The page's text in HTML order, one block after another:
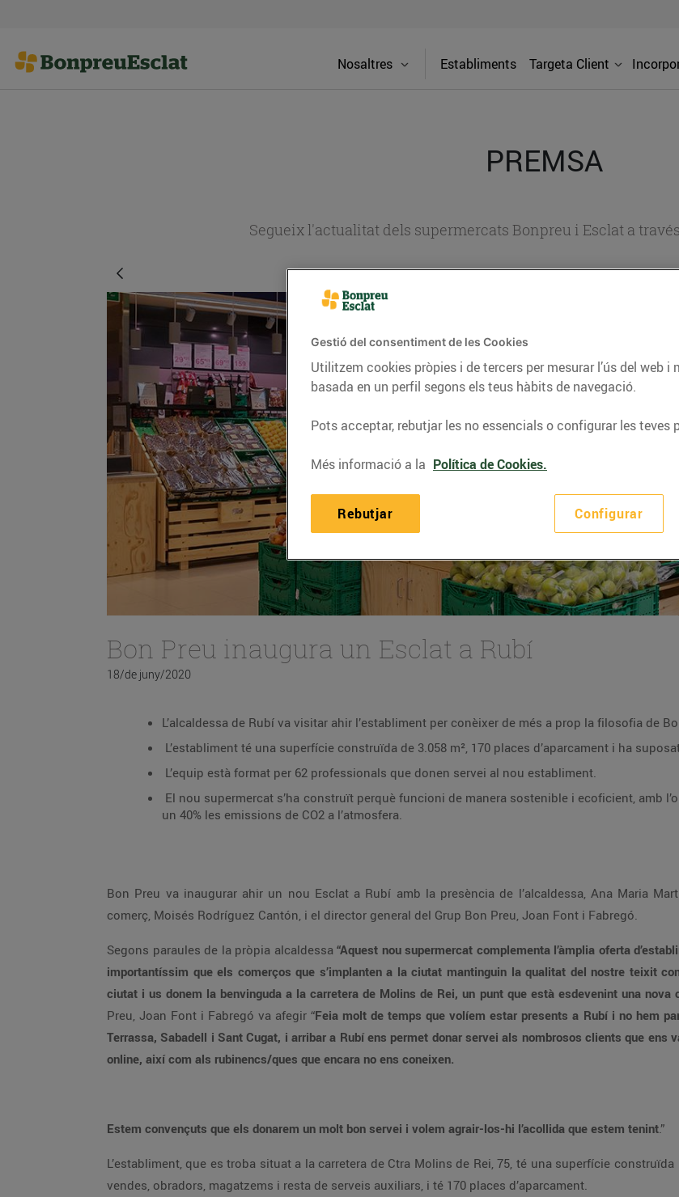
Nosaltres Establiments Targeta Client
PREMSA
Segueix l'actualitat dels supermercats Bonpreu i Esclat a
Bon Preu inaugura un Esclat a Rubí
18/de juny/2020
L’alcaldessa de Rubí va visitar ahir l’establiment per
L’establiment té una superfície construïda de 3.058 m², 170
L’equip està format per 62 professionals que donen servei al nou establiment.
El nou supermercat s’ha construït perquè funcioni de manera sostenible i ecoficient, amb l’objectiu d’estalviar el 35% del consum d’energia i reduir
un 40% les emissions de CO2 a l’atmosfera.
Bon Preu va inaugurar ahir un nou Esclat a Rubí amb la presència de l’alcaldessa, Ana Maria Martínez Martínez, el primer tinent d’alcaldia i regidor de
comerç, Moisés Rodríguez Cantón, i el director general del Grup Bon Preu, Joan Font i Fabregó.
Segons paraules de la pròpia alcaldessa “Aquest nou supermercat complementa l’àmplia oferta d’establiments comercials que ja tenim a Rubí. Per nosaltres és
importantíssim que els comerços que s’implanten a la ciutat mantinguin la qualitat del nostre teixit comercial, i Esclat ho fa. Us agraïm l’aposta per la nostra
Preu, Joan Font i Fabregó va afegir “Feia molt de temps que volíem estar presents a Rubí i no hem parat fins a trobar una ubicació adequada. Tenim Esclat a
Terrassa, Sabadell i Sant Cugat, i arribar a Rubí ens permet donar servei als nombrosos clients que ens van començar a comprar aquest febrer a través del canal
online, així com als rubinencs/ques que encara no ens coneixen.
Estem convençuts que els donarem un molt bon servei i volem agrair-los-hi l’acollida que estem tenint.”
L’establiment, que es troba situat a la carretera de Ctra Molins de Rei, 75, té una superfície construïda de 3.058m2 a la planta comercial, destinats a sala de
vendes, obradors, magatzems i resta de serveis auxiliars, i té 170 places d’aparcament.
Gestió del consentiment de les Cookies
Utilitzem cookies pròpies i de tercers per mesurar l’ús del web
basada en un perfil segons els teus hàbits de navegació.
Pots acceptar, rebutjar les no essencials o configurar les teves
Més informació a la Política de Cookies.
Configurar
Rebutjar